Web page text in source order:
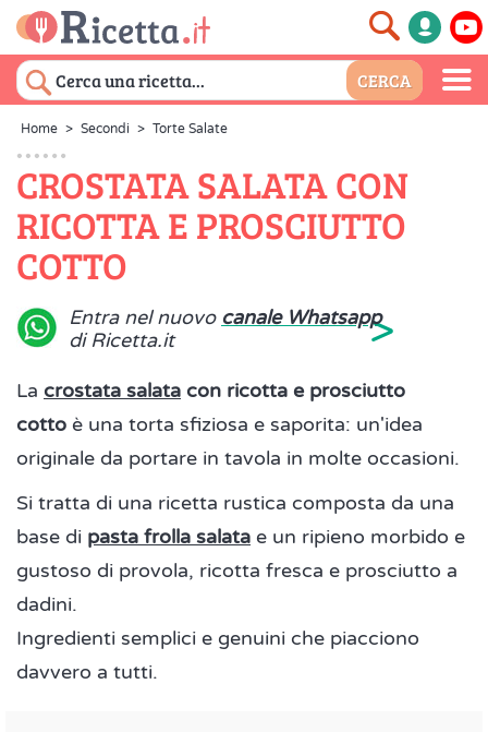
Home > Secondi > Torte Salate
CROSTATA SALATA CON
RICOTTA E PROSCIUTTO
COTTO
Entra nel nuovo canale Whatsapp
di Ricetta.it
>
La crostata salata con ricotta e prosciutto
cotto è una torta sfiziosa e saporita: un'idea
originale da portare in tavola in molte occasioni.
Si tratta di una ricetta rustica composta da una
base di pasta frolla salata e un ripieno morbido e
gustoso di provola, ricotta fresca e prosciutto a
dadini.
Ingredienti semplici e genuini che piacciono
davvero a tutti.